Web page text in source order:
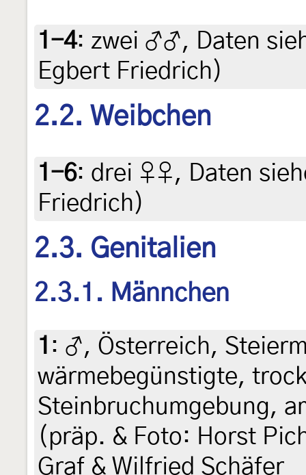
1-4: zwei ♂♂, Daten
Egbert Friedrich)
2.2. Weibchen
1-6: drei ♀♀, Daten
Friedrich)
2.3. Genitalien
2.3.1. Männchen
1 : ♂, Österreich,
wärmebegünstigte,
Steinbruchumgebung,
(präp. & Foto: Horst
Graf & Wilfried Schäfer